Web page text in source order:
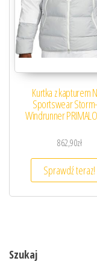
Kurtka z kapturem
Sportswear
Windrunner
862,90zł
Sprawdź teraz!
Szukaj